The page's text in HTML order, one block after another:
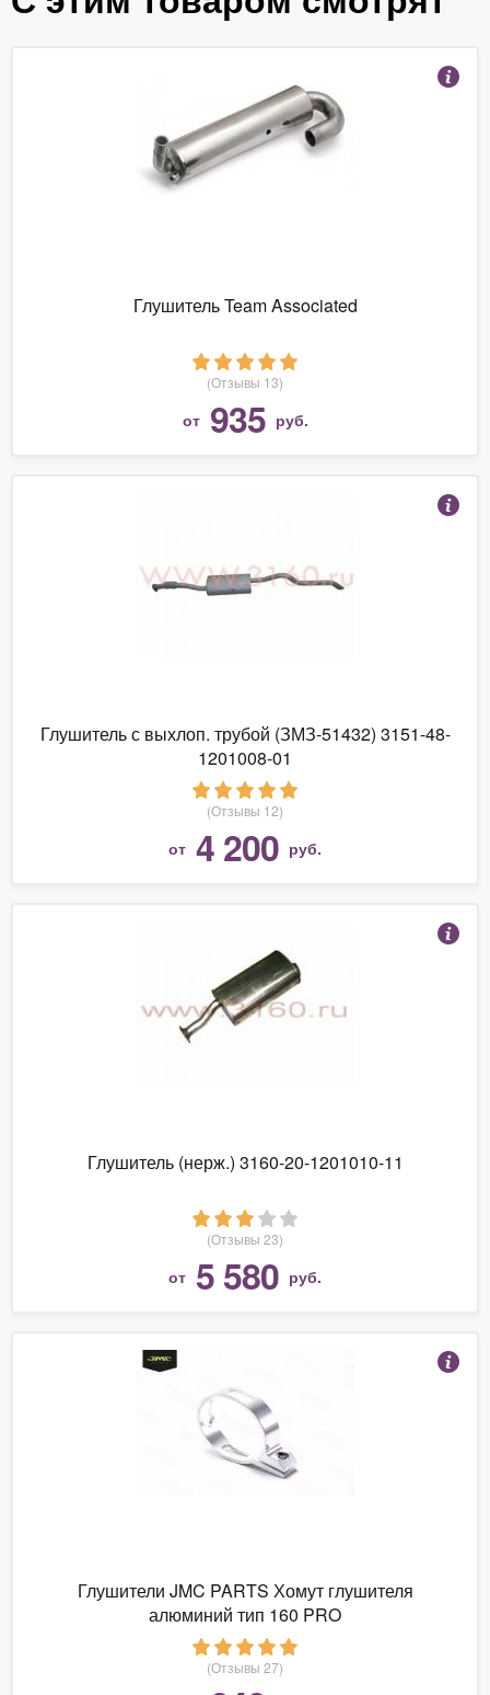
Глушитель Team Associated
(Отзывы 13)
от 935 руб.
Глушитель с выхлоп. трубой (ЗМЗ-51432) 3151-48-
1201008-01
(Отзывы 12)
от 4 200 руб.
Глушитель (нерж.) 3160-20-1201010-11
(Отзывы 23)
от 5 580 руб.
Глушители JMC PARTS Хомут глушителя
алюминий тип 160 PRO
(Отзывы 27)